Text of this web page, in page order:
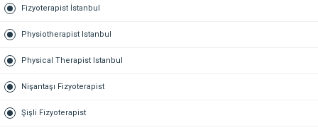
Fizyoterapist İstanbul
Physiotherapist Istanbul
Physical Therapist Istanbul
Nişantaşı Fizyoterapist
Şişli Fizyoterapist